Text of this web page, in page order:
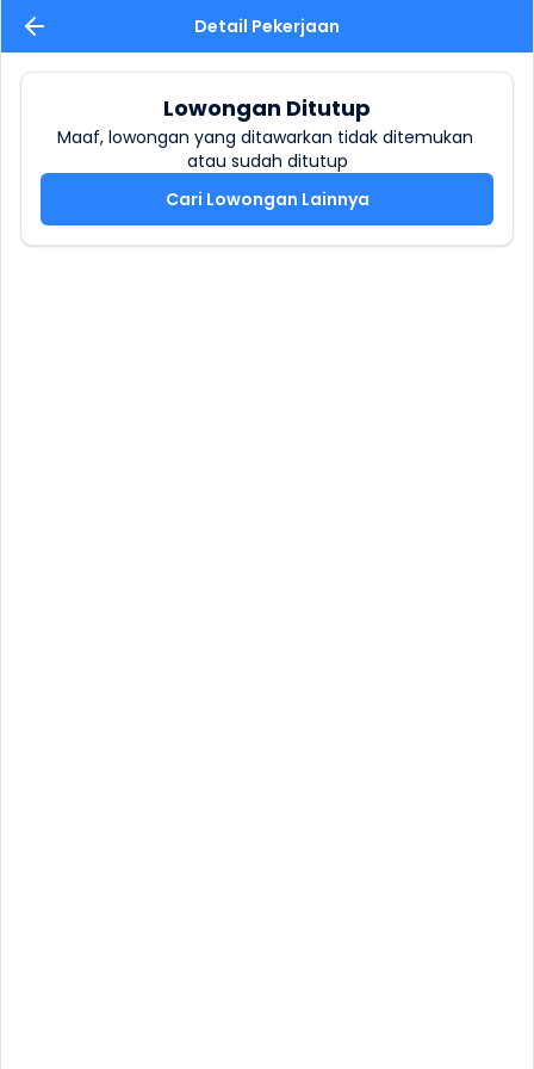
Detail Pekerjaan
Lowongan Ditutup
Maaf, lowongan yang ditawarkan tidak ditemukan
atau sudah ditutup
Cari Lowongan Lainnya